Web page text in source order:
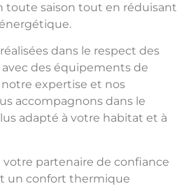
toute saison tout en réduisant
dans le respect des
des équipements de
notre expertise et nos
accompagnons dans le
adapté à votre habitat et à
votre partenaire de confiance
un confort thermique